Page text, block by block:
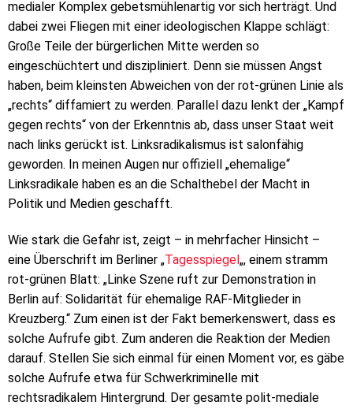
medialer Komplex gebetsmühlenartig vor sich herträgt. Und
dabei zwei Fliegen mit einer ideologischen Klappe schlägt:
Große Teile der bürgerlichen Mitte werden so
eingeschüchtert und diszipliniert. Denn sie müssen Angst
haben, beim kleinsten Abweichen von der rot-grünen Linie als
„rechts“ diffamiert zu werden. Parallel dazu lenkt der „Kampf
gegen rechts“ von der Erkenntnis ab, dass unser Staat weit
nach links gerückt ist. Linksradikalismus ist salonfähig
geworden. In meinen Augen nur offiziell „ehemalige“
Linksradikale haben es an die Schalthebel der Macht in
Politik und Medien geschafft.
Wie stark die Gefahr ist, zeigt – in mehrfacher Hinsicht –
eine Überschrift im Berliner „Tagesspiegel„, einem stramm
rot-grünen Blatt: „Linke Szene ruft zur Demonstration in
Berlin auf: Solidarität für ehemalige RAF-Mitglieder in
Kreuzberg.“ Zum einen ist der Fakt bemerkenswert, dass es
solche Aufrufe gibt. Zum anderen die Reaktion der Medien
darauf. Stellen Sie sich einmal für einen Moment vor, es gäbe
solche Aufrufe etwa für Schwerkriminelle mit
rechtsradikalem Hintergrund. Der gesamte polit-mediale